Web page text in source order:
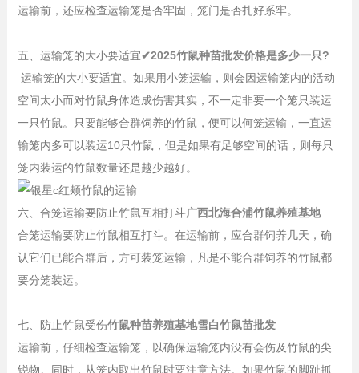
运输前，还应检查运输笼是否牢固，笼门是否扎好系牢。
五、运输笼的大小要适宜✔2025竹鼠种苗批发价格是多少一只?
运输笼的大小要适宜。如果用小笼运输，则会因运输笼内的活动
空间太小而对竹鼠身体造成伤害其实，不一定非要一个笼只装运
一只竹鼠。只要能够合群饲养的竹鼠，便可以何笼运输，一直运
输笼内多可以装运10只竹鼠，但是如果有足够空间的话，则每只
笼内装运的竹鼠数量还是越少越好。
六、合笼运输要防止竹鼠互相打斗广西北海合浦竹鼠养殖基地
合笼运输要防止竹鼠相互打斗。在运输前，应合群饲养几天，确
认它们已能合群后，方可装笼运输，凡是不能合群饲养的竹鼠都
要分笼装运。
七、防止竹鼠受伤竹鼠种苗养殖基地雪白竹鼠苗批发
运输前，仔细检查运输笼，以确保运输笼内没有会伤及竹鼠的尖
锐物。同时，从笼内取出竹鼠时要注意方法。如果竹鼠的脚趾抓